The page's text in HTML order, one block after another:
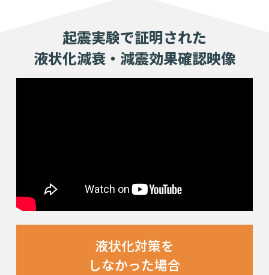
起震実験で証明された
液状化減衰・減震効果確認映像
液状化対策を
しなかった場合